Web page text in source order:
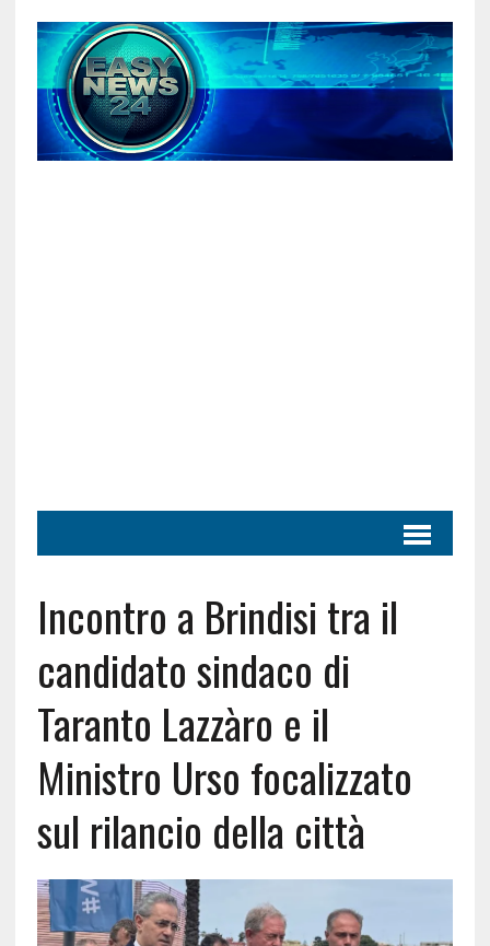
Incontro a Brindisi tra il
candidato sindaco di
Taranto Lazzàro e il
Ministro Urso focalizzato
sul rilancio della città